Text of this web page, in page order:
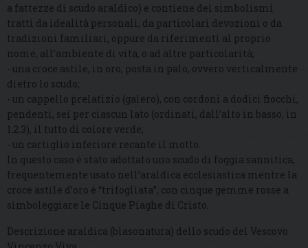
a fattezze di scudo araldico) e contiene dei simbolismi
tratti da idealità personali, da particolari devozioni o da
tradizioni familiari, oppure da riferimenti al proprio
nome, all’ambiente di vita, o ad altre particolarità;
- una croce astile, in oro, posta in palo, ovvero verticalmente
dietro lo scudo;
- un cappello prelatizio (galero), con cordoni a dodici fiocchi,
pendenti, sei per ciascun lato (ordinati, dall’alto in basso, in
1.2.3), il tutto di colore verde;
- un cartiglio inferiore recante il motto.
In questo caso è stato adottato uno scudo di foggia sannitica,
frequentemente usato nell’araldica ecclesiastica mentre la
croce astile d’oro è “trifogliata”, con cinque gemme rosse a
simboleggiare le Cinque Piaghe di Cristo.
Descrizione araldica (blasonatura) dello scudo del Vescovo